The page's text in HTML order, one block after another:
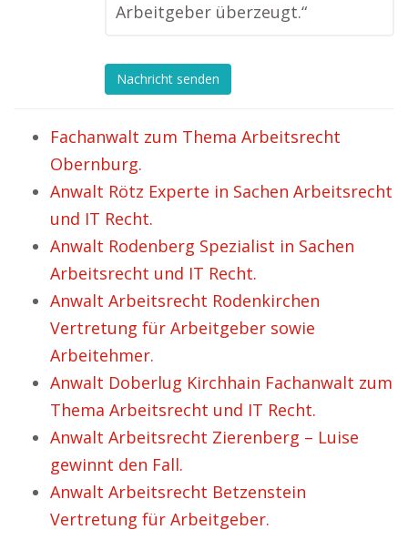
Arbeitgeber überzeugt.“
Nachricht senden
Fachanwalt zum Thema Arbeitsrecht
Obernburg.
Anwalt Rötz Experte in Sachen Arbeitsrecht
und IT Recht.
Anwalt Rodenberg Spezialist in Sachen
Arbeitsrecht und IT Recht.
Anwalt Arbeitsrecht Rodenkirchen
Vertretung für Arbeitgeber sowie
Arbeitehmer.
Anwalt Doberlug Kirchhain Fachanwalt zum
Thema Arbeitsrecht und IT Recht.
Anwalt Arbeitsrecht Zierenberg – Luise
gewinnt den Fall.
Anwalt Arbeitsrecht Betzenstein
Vertretung für Arbeitgeber.